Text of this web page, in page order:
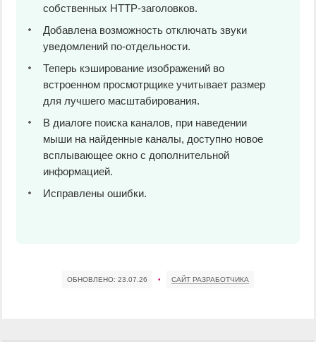
собственных HTTP-заголовков.
Добавлена возможность отключать звуки
уведомлений по-отдельности.
Теперь кэширование изображений во
встроенном просмотрщике учитывает размер
для лучшего масштабирования.
В диалоге поиска каналов, при наведении
мыши на найденные каналы, доступно новое
всплывающее окно с дополнительной
информацией.
Исправлены ошибки.
ОБНОВЛЕНО: 23.07.26 • САЙТ РАЗРАБОТЧИКА